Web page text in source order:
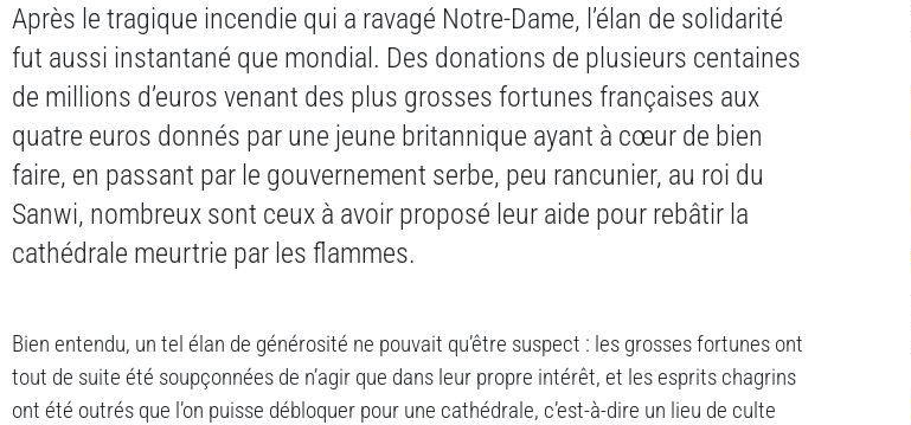
Après le tragique incendie qui a ravagé Notre-Dame, l’élan de solidarité
fut aussi instantané que mondial. Des donations de plusieurs centaines
de millions d’euros venant des plus grosses fortunes françaises aux
quatre euros donnés par une jeune britannique ayant à cœur de bien
faire, en passant par le gouvernement serbe, peu rancunier, au roi du
Sanwi, nombreux sont ceux à avoir proposé leur aide pour rebâtir la
cathédrale meurtrie par les flammes.
Bien entendu, un tel élan de générosité ne pouvait qu’être suspect : les grosses fortunes ont
tout de suite été soupçonnées de n’agir que dans leur propre intérêt, et les esprits chagrins
ont été outrés que l’on puisse débloquer pour une cathédrale, c’est-à-dire un lieu de culte